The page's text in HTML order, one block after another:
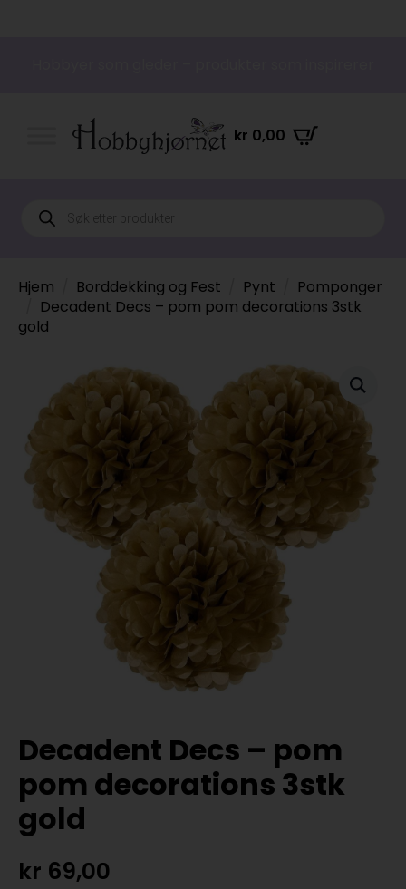
kr 0,00
Products
search
Hjem Borddekking og Fest Pynt
Pomponger
Decadent Decs – pom pom decorations 3stk
gold
Decadent Decs – pom
pom decorations 3stk
gold
kr 69,00